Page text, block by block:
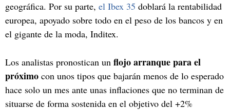
geográfica. Por su parte, el Ibex 35 doblará la rentabilidad
europea, apoyado sobre todo en el peso de los bancos y en
el gigante de la moda, Inditex.
Los analistas pronostican un flojo arranque para el
próximo con unos tipos que bajarán menos de lo esperado
hace solo un mes ante unas inflaciones que no terminan de
situarse de forma sostenida en el objetivo del +2%